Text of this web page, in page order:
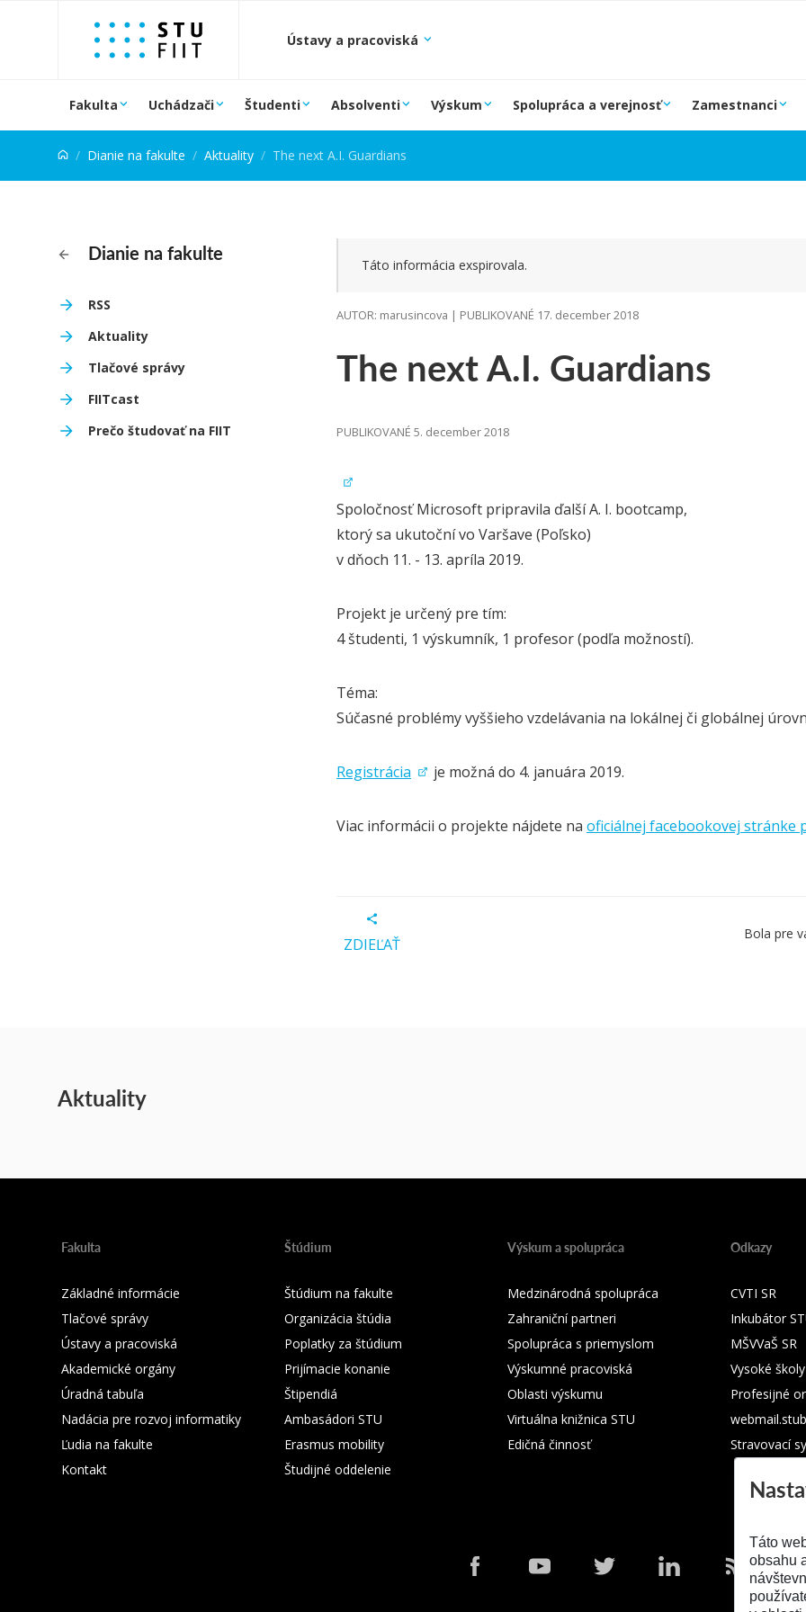
Prejsť na obsah
Ústavy a pracoviská
Fakulta Uchádzači Študenti Absolventi Výskum Spolupráca a verejnosť Zamestnanci
Dianie na fakulte Aktuality The next A.I. Guardians
Dianie na fakulte
RSS
Aktuality
Tlačové správy
FIITcast
Prečo študovať na FIIT
The next A.I. Guardians
Táto informácia exspirovala.
AUTOR: marusincova | PUBLIKOVANÉ 17. december 2018
PUBLIKOVANÉ 5. december 2018
Spoločnosť Microsoft pripravila ďalší A. I. bootcamp,
ktorý sa ukutoční vo Varšave (Poľsko)
v dňoch 11. - 13. apríla 2019.
Projekt je určený pre tím:
4 študenti, 1 výskumník, 1 profesor (podľa možností).
Téma:
Súčasné problémy vyššieho vzdelávania na lokálnej či globálnej
Registrácia je možná do 4. januára 2019.
Viac informácii o projekte nájdete na oficiálnej facebookovej stránke
ZDIEĽAŤ
Bola pre
Aktuality
Fakulta
Základné informácie
Tlačové správy
Ústavy a pracoviská
Akademické orgány
Úradná tabuľa
Nadácia pre rozvoj informatiky
Ľudia na fakulte
Kontakt
Štúdium
Štúdium na fakulte
Organizácia štúdia
Poplatky za štúdium
Prijímacie konanie
Štipendiá
Ambasádori STU
Erasmus mobility
Študijné oddelenie
Výskum a spolupráca
Medzinárodná spolupráca
Zahraniční partneri
Spolupráca s priemyslom
Výskumné pracoviská
Oblasti výskumu
Virtuálna knižnica STU
Edičná činnosť
Odkazy
CVTI SR
Inkubátor
MŠVVaŠ SR
Vysoké
Profesijné
Stravovací
Táto
obsahu